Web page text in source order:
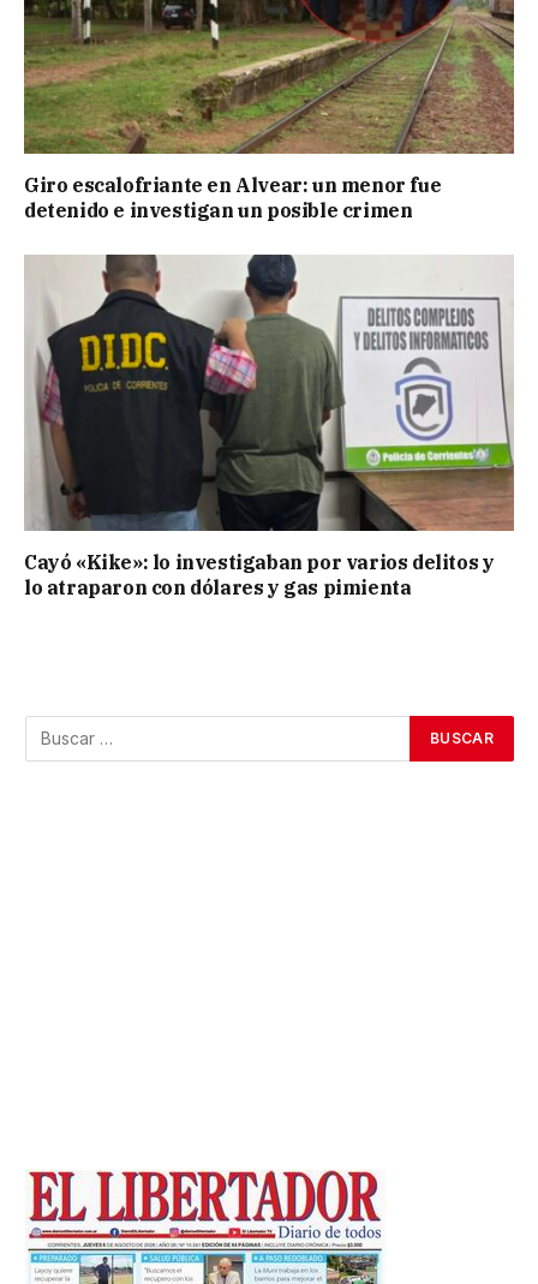
Giro escalofriante en Alvear: un menor fue
detenido e investigan un posible crimen
Cayó «Kike»: lo investigaban por varios delitos y
lo atraparon con dólares y gas pimienta